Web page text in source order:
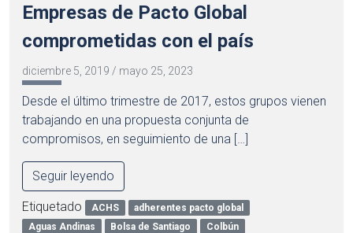
Empresas de Pacto Global
comprometidas con el país
diciembre 5, 2019 / mayo 25, 2023
Desde el último trimestre de 2017, estos grupos vienen
trabajando en una propuesta conjunta de
compromisos, en seguimiento de una […]
Seguir leyendo
Etiquetado ACHS
adherentes pacto global
Aguas Andinas
Bolsa de Santiago
Colbún